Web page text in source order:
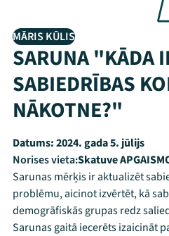
MĀRIS KŪLIS
SARUNA "KĀDA
SABIEDRĪBAS
NĀKOTNE?"
Datums:2024. gada 5. jūlijs
Norises vieta:Skatuve
Sarunas mērķis ir aktualizēt
problēmu, aicinot izvērtēt, kā
demogrāfiskās grupas redz
Sarunas gaitā iecerēts izaicināt